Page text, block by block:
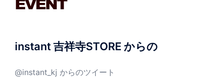
instant 吉祥寺STORE からの
@instant_kj からのツイート